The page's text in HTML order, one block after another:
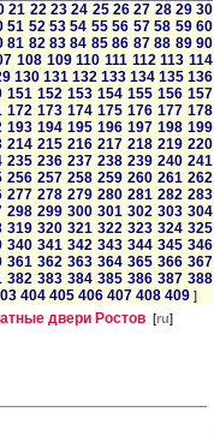
21 22 23 24 25 26 27 28 29 30
51 52 53 54 55 56 57 58 59 60
81 82 83 84 85 86 87 88 89 90
108 109 110 111 112 113 114
130 131 132 133 134 135 136
151 152 153 154 155 156 157
172 173 174 175 176 177 178
193 194 195 196 197 198 199
214 215 216 217 218 219 220
235 236 237 238 239 240 241
256 257 258 259 260 261 262
277 278 279 280 281 282 283
298 299 300 301 302 303 304
319 320 321 322 323 324 325
340 341 342 343 344 345 346
361 362 363 364 365 366 367
382 383 384 385 386 387 388
404 405 406 407 408 409 ]
двери Ростов [ru]